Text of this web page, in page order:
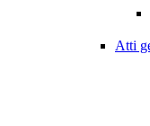
Atti